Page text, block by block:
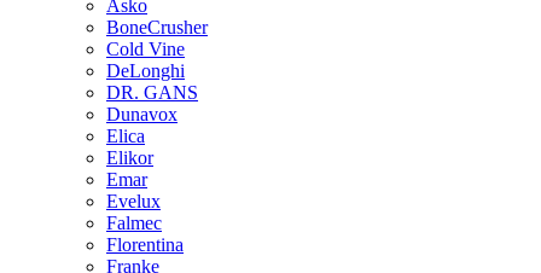
Asko
BoneCrusher
Cold Vine
DeLonghi
DR. GANS
Dunavox
Elica
Elikor
Emar
Evelux
Falmec
Florentina
Franke